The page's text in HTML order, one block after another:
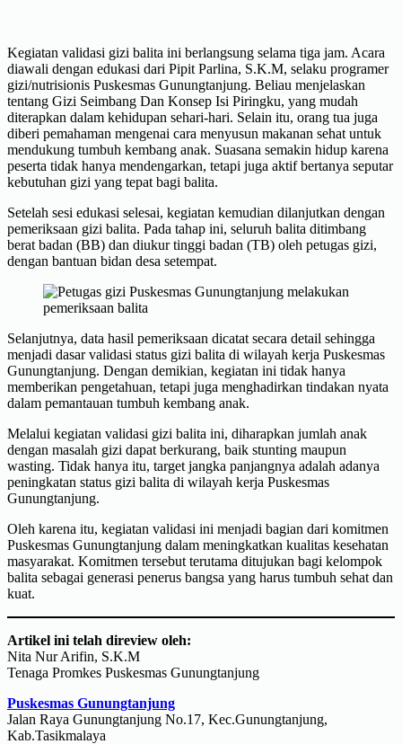
Kegiatan validasi gizi balita ini berlangsung selama tiga jam. Acara
diawali dengan edukasi dari Pipit Parlina, S.K.M, selaku programer
gizi/nutrisionis Puskesmas Gunungtanjung. Beliau menjelaskan
tentang Gizi Seimbang Dan Konsep Isi Piringku, yang mudah
diterapkan dalam kehidupan sehari-hari. Selain itu, orang tua juga
diberi pemahaman mengenai cara menyusun makanan sehat untuk
mendukung tumbuh kembang anak. Suasana semakin hidup karena
peserta tidak hanya mendengarkan, tetapi juga aktif bertanya seputar
kebutuhan gizi yang tepat bagi balita.
Setelah sesi edukasi selesai, kegiatan kemudian dilanjutkan dengan
pemeriksaan gizi balita. Pada tahap ini, seluruh balita ditimbang
berat badan (BB) dan diukur tinggi badan (TB) oleh petugas gizi,
dengan bantuan bidan desa setempat.
Selanjutnya, data hasil pemeriksaan dicatat secara detail sehingga
menjadi dasar validasi status gizi balita di wilayah kerja Puskesmas
Gunungtanjung. Dengan demikian, kegiatan ini tidak hanya
memberikan pengetahuan, tetapi juga menghadirkan tindakan nyata
dalam pemantauan tumbuh kembang anak.
Melalui kegiatan validasi gizi balita ini, diharapkan jumlah anak
dengan masalah gizi dapat berkurang, baik stunting maupun
wasting. Tidak hanya itu, target jangka panjangnya adalah adanya
peningkatan status gizi balita di wilayah kerja Puskesmas
Gunungtanjung.
Oleh karena itu, kegiatan validasi ini menjadi bagian dari komitmen
Puskesmas Gunungtanjung dalam meningkatkan kualitas kesehatan
masyarakat. Komitmen tersebut terutama ditujukan bagi kelompok
balita sebagai generasi penerus bangsa yang harus tumbuh sehat dan
kuat.
Artikel ini telah direview oleh:
Nita Nur Arifin, S.K.M
Tenaga Promkes Puskesmas Gunungtanjung
Puskesmas Gunungtanjung
Jalan Raya Gunungtanjung No.17, Kec.Gunungtanjung,
Kab.Tasikmalaya